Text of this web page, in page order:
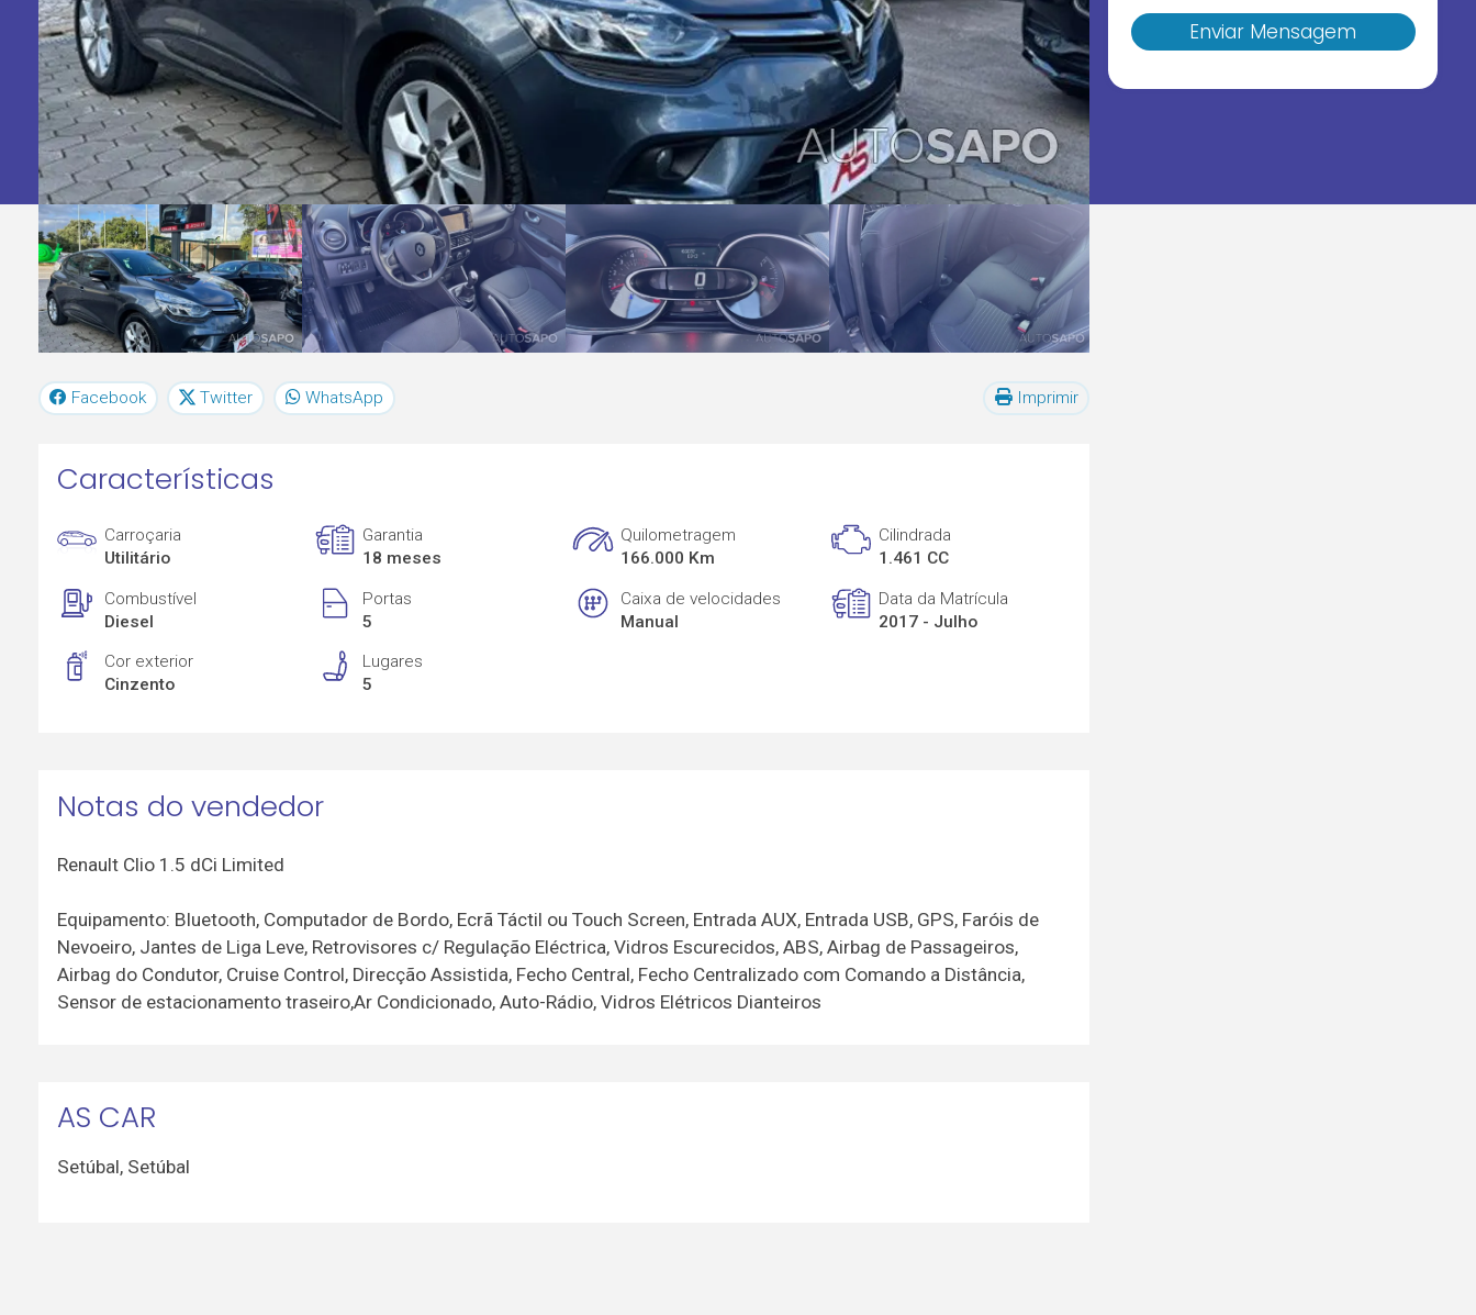
Enviar Mensagem
Facebook Twitter WhatsApp Imprimir
Características
Carroçaria
Utilitário
Garantia
18 meses
Quilometragem
166.000 Km
Cilindrada
1.461 CC
Combustível
Diesel
Portas
5
Caixa de velocidades
Manual
Data da Matrícula
2017 - Julho
Cor exterior
Cinzento
Lugares
5
Notas do vendedor
Renault Clio 1.5 dCi Limited
Equipamento: Bluetooth, Computador de Bordo, Ecrã Táctil ou Touch Screen, Entrada AUX, Entrada USB, GPS, Faróis de
Nevoeiro, Jantes de Liga Leve, Retrovisores c/ Regulação Eléctrica, Vidros Escurecidos, ABS, Airbag de Passageiros,
Airbag do Condutor, Cruise Control, Direcção Assistida, Fecho Central, Fecho Centralizado com Comando a Distância,
Sensor de estacionamento traseiro,Ar Condicionado, Auto-Rádio, Vidros Elétricos Dianteiros
AS CAR
Setúbal, Setúbal